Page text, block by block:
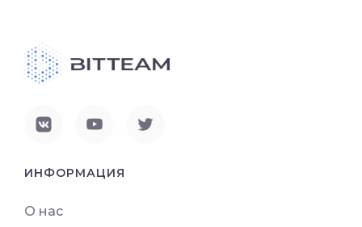
ИНФОРМАЦИЯ
О нас